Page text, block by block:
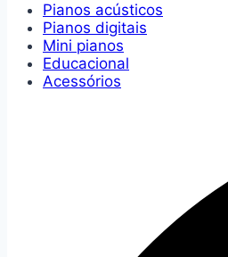
Pianos acústicos
Pianos digitais
Mini pianos
Educacional
Acessórios